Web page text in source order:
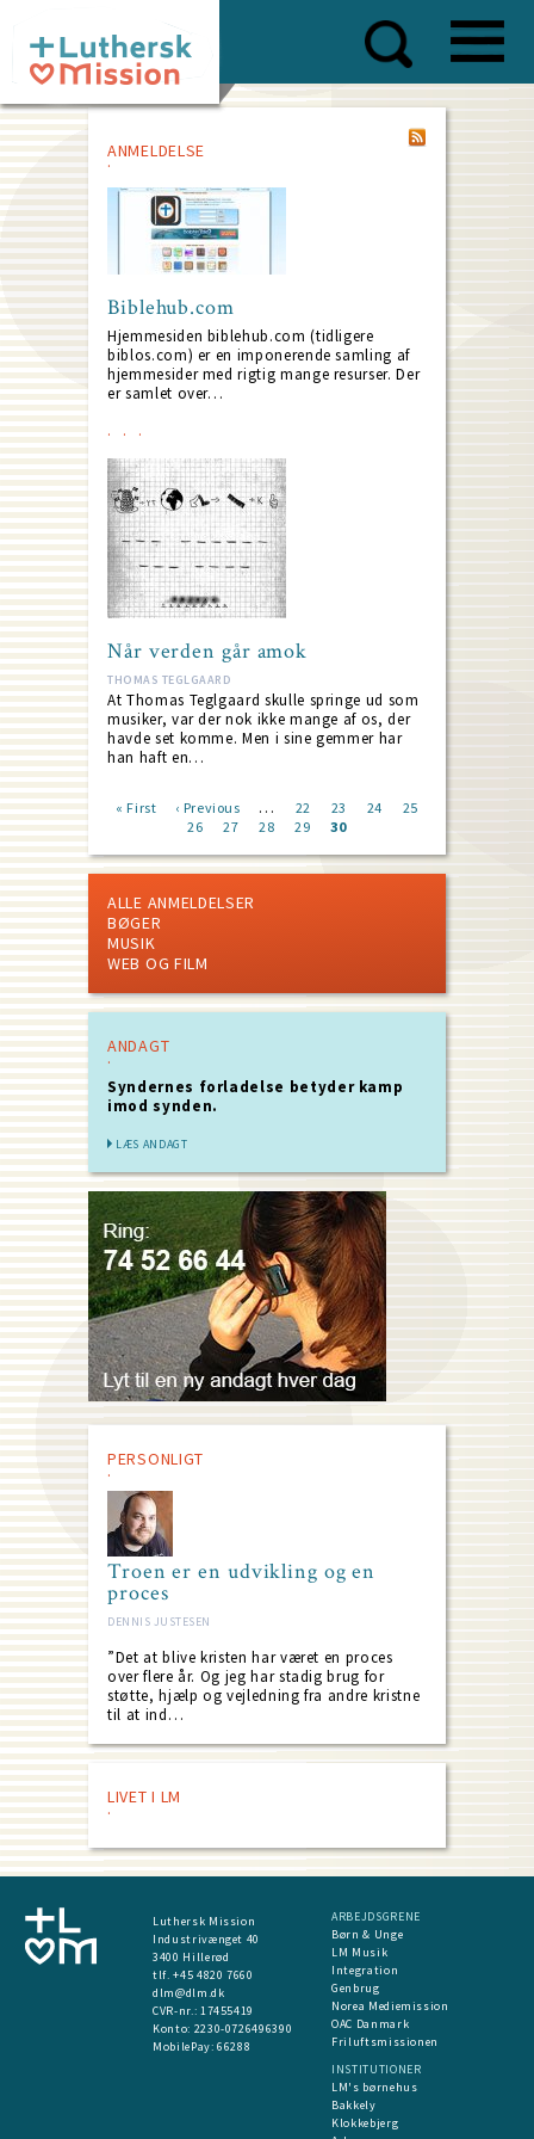
main
content
ANMELDELSE
Biblehub.com
Hjemmesiden biblehub.com (tidligere
biblos.com) er en imponerende samling af
hjemmesider med rigtig mange resurser. Der
er samlet over…
Når verden går amok
THOMAS TEGLGAARD
At Thomas Teglgaard skulle springe ud som
musiker, var der nok ikke mange af os, der
havde set komme. Men i sine gemmer har
han haft en…
Pagination
First
« First
Previous
page
‹ Previous … Page
22 Page
23 Page
24 Page
25
Page
26 Page
27 Page
28 Page
29
Current
30
ALLE ANMELDELSER
BØGER
MUSIK
WEB OG FILM
ANDAGT
Syndernes forladelse betyder kamp
imod synden.
LÆS ANDAGT
PERSONLIGT
Troen er en udvikling og en
proces
DENNIS JUSTESEN
”Det at blive kristen har været en proces
over flere år. Og jeg har stadig brug for
støtte, hjælp og vejledning fra andre kristne
til at ind…
LIVET I LM
Luthersk Mission
Industrivænget 40
3400 Hillerød
tlf. +45 4820 7660
dlm@dlm.dk
CVR-nr.: 17455419
​Konto: 2230-0726496390
MobilePay:66288
ARBEJDSGRENE
Børn & Unge
LM Musik
Integration
Genbrug
Norea Mediemission
OAC Danmark
Friluftsmissionen
INSTITUTIONER
LM's børnehus
Bakkely
Klokkebjerg